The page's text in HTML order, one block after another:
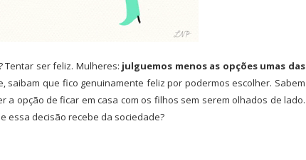
ser feliz. Mulheres: julguemos menos as opções umas das
saibam que fico genuinamente feliz por podermos escolher. Sabem
opção de ficar em casa com os filhos sem serem olhados de lado.
essa decisão recebe da sociedade?